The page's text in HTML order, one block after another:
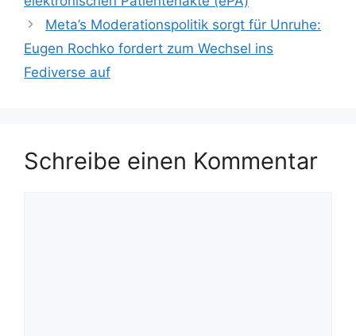
Meta’s Moderationspolitik sorgt für Unruhe:
Eugen Rochko fordert zum Wechsel ins
Fediverse auf
Schreibe einen Kommentar